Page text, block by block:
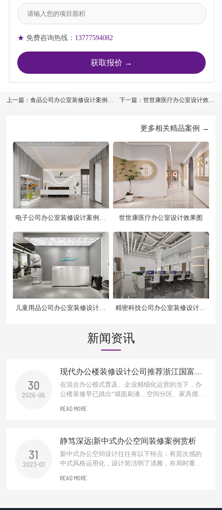
★免费咨询热线： 13777594082
上一篇：食品公司办公室装修设计案例效
下一篇：世世康医疗办公室设计效果
更多相关精品案例 →
电子公司办公室装修设计案例效
世世康医疗办公室设计效果图
儿童用品公司办公室装修设计案
精密科技公司办公室装修设计效
新闻资讯
30
2026-06
现代办公楼装修设计公司推荐浙江国富装
饰：以人本思维重塑高效办公空间
在混合办公模式普及、企业精细化运营的当下，办
公楼装修早已跳出“墙面刷漆、空间分区、家具摆
员工劳作的固定场地，更是承载企业品牌形象、赋
高效实用、人本舒适、绿色健康、品牌...
READ MORE
31
2023-01
静笃深远|新中式办公空间装修案例赏析
新中式办公空间设计往往有以下特点：有层次感的
中式风格运用化，设计简洁明了清雅，布局时重视
会进行适当的分区。对于需要进行阻挡视线的地
READ MORE